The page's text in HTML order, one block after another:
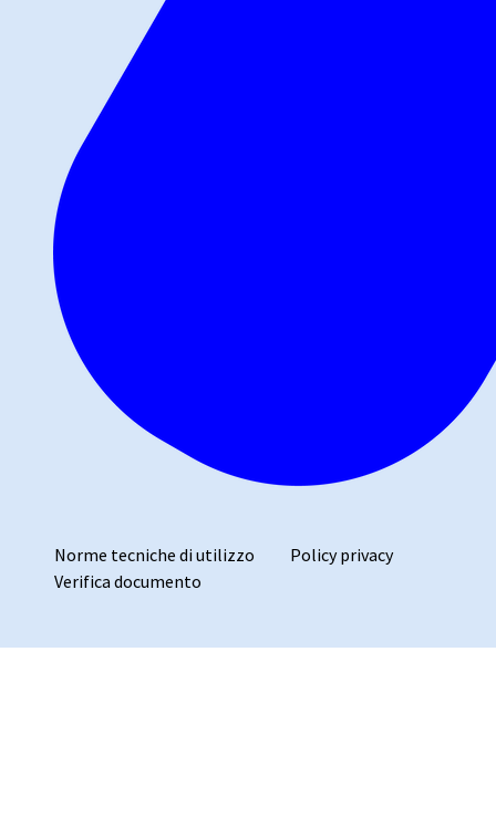
Norme tecniche di utilizzo
Policy privacy
Verifica documento